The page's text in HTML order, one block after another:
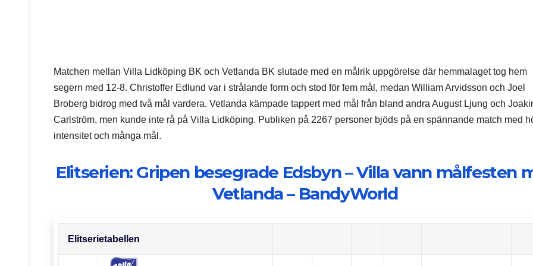
Matchen mellan Villa Lidköping BK och Vetlanda BK slutade med en målrik uppgörelse där hemmalaget tog hem
segern med 12-8. Christoffer Edlund var i strålande form och stod för fem mål, medan William Arvidsson och Joel
Broberg bidrog med två mål vardera. Vetlanda kämpade tappert med mål från bland andra August Ljung och
Carlström, men kunde inte rå på Villa Lidköping. Publiken på 2267 personer bjöds på en spännande match med
intensitet och många mål.
Elitserien: Gripen besegrade Edsbyn – Villa vann målfesten
Vetlanda – BandyWorld
Elitserietabellen